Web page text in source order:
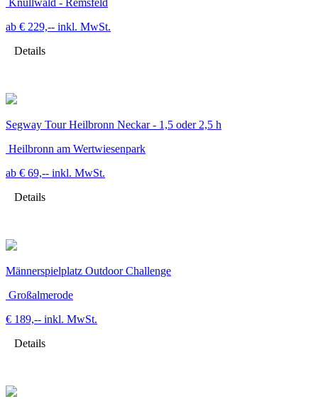
Knüllwald - Remsfeld
ab € 229,-- inkl. MwSt.
Details
Segway Tour Heilbronn Neckar - 1,5 oder 2,5 h
Heilbronn am Wertwiesenpark
ab € 69,-- inkl. MwSt.
Details
Männerspielplatz Outdoor Challenge
Großalmerode
€ 189,-- inkl. MwSt.
Details